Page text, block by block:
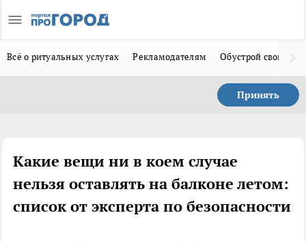
Всё о ритуальных услугах Рекламодателям Обустрой свой дом
Принять
Какие вещи ни в коем случае
нельзя оставлять на балконе летом:
список от эксперта по безопасности